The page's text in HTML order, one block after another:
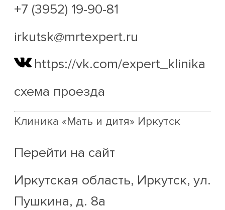
+7 (3952) 19-90-81
irkutsk@mrtexpert.ru
https://vk.com/expert_klinika
схема проезда
Клиника «Мать и дитя» Иркутск
Перейти на сайт
Иркутская область, Иркутск, ул.
Пушкина, д. 8а